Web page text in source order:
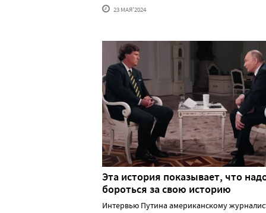
23 МАЯ'2024
Эта история показывает, что
бороться за свою историю
Интервью Путина американскому